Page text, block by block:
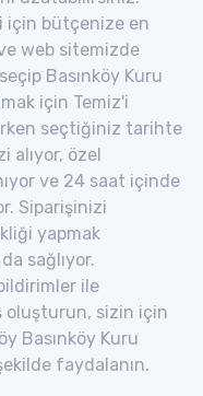
için bütçenize en
web sitemizde
Basınköy Kuru
için Temiz'i
seçtiğiniz tarihte
alıyor, özel
ve 24 saat içinde
Siparişinizi
yapmak
sağlıyor.
ile
oluşturun, sizin için
Basınköy Kuru
faydalanın.